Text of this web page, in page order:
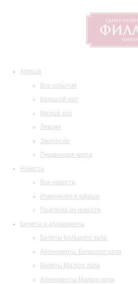
Афиша
Все события
Большой зал
Малый зал
Лекции
Экскурсии
Пушкинская карта
Новости
Все новости
Изменения в афише
Подписка на новости
Билеты и абонементы
Билеты Большого зала
Абонементы Большого зала
Билеты Малого зала
Абонементы Малого зала